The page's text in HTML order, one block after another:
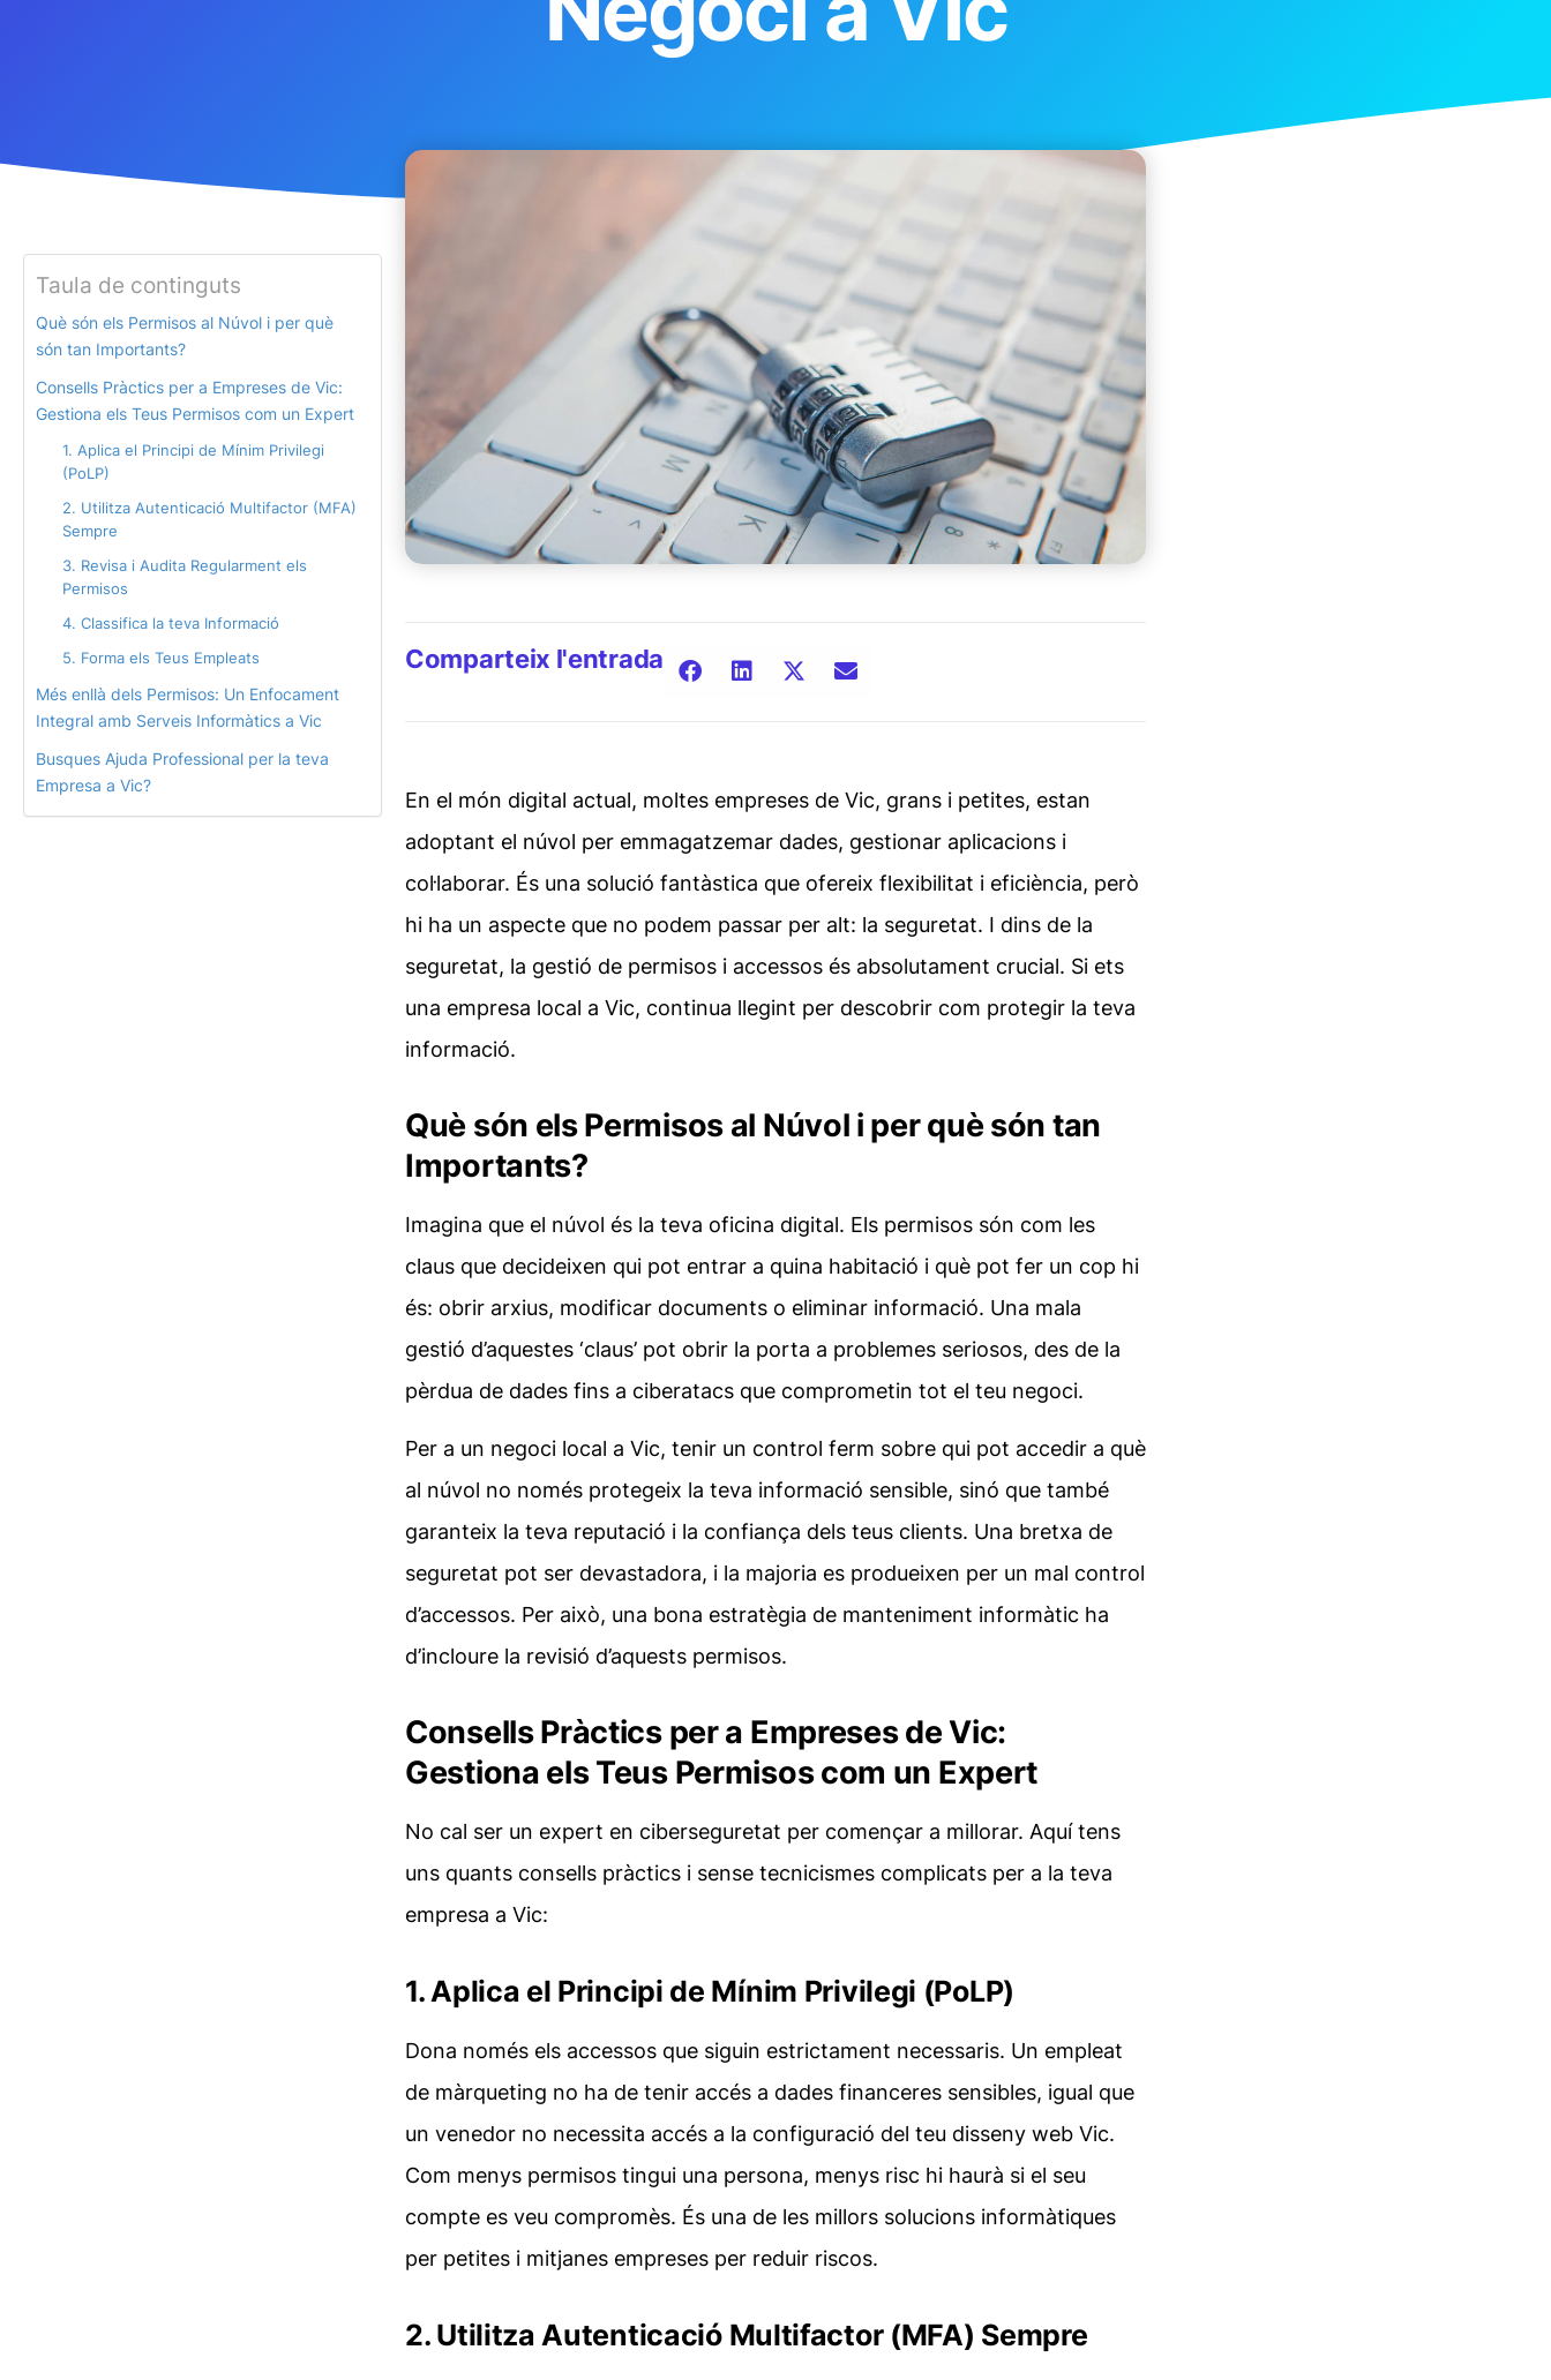
Taula de continguts
Què són els Permisos al Núvol i per què
són tan Importants?
Consells Pràctics per a Empreses de Vic:
Gestiona els Teus Permisos com un Expert
1. Aplica el Principi de Mínim Privilegi
(PoLP)
2. Utilitza Autenticació Multifactor (MFA)
Sempre
3. Revisa i Audita Regularment els
Permisos
4. Classifica la teva Informació
5. Forma els Teus Empleats
Més enllà dels Permisos: Un Enfocament
Integral amb Serveis Informàtics a Vic
Busques Ajuda Professional per la teva
Empresa a Vic?
Comparteix l'entrada
En el món digital actual, moltes empreses de Vic, grans i petites, estan
adoptant el núvol per emmagatzemar dades, gestionar aplicacions i
col·laborar. És una solució fantàstica que ofereix flexibilitat i eficiència, però
hi ha un aspecte que no podem passar per alt: la seguretat. I dins de la
seguretat, la gestió de permisos i accessos és absolutament crucial. Si ets
una empresa local a Vic, continua llegint per descobrir com protegir la teva
informació.
Què són els Permisos al Núvol i per què són tan
Importants?
Imagina que el núvol és la teva oficina digital. Els permisos són com les
claus que decideixen qui pot entrar a quina habitació i què pot fer un cop hi
és: obrir arxius, modificar documents o eliminar informació. Una mala
gestió d’aquestes ‘claus’ pot obrir la porta a problemes seriosos, des de la
pèrdua de dades fins a ciberatacs que comprometin tot el teu negoci.
Per a un negoci local a Vic, tenir un control ferm sobre qui pot accedir a què
al núvol no només protegeix la teva informació sensible, sinó que també
garanteix la teva reputació i la confiança dels teus clients. Una bretxa de
seguretat pot ser devastadora, i la majoria es produeixen per un mal control
d’accessos. Per això, una bona estratègia de manteniment informàtic ha
d’incloure la revisió d’aquests permisos.
Consells Pràctics per a Empreses de Vic:
Gestiona els Teus Permisos com un Expert
No cal ser un expert en ciberseguretat per començar a millorar. Aquí tens
uns quants consells pràctics i sense tecnicismes complicats per a la teva
empresa a Vic:
1. Aplica el Principi de Mínim Privilegi (PoLP)
Dona només els accessos que siguin estrictament necessaris. Un empleat
de màrqueting no ha de tenir accés a dades financeres sensibles, igual que
un venedor no necessita accés a la configuració del teu disseny web Vic.
Com menys permisos tingui una persona, menys risc hi haurà si el seu
compte es veu compromès. És una de les millors solucions informàtiques
per petites i mitjanes empreses per reduir riscos.
2. Utilitza Autenticació Multifactor (MFA) Sempre